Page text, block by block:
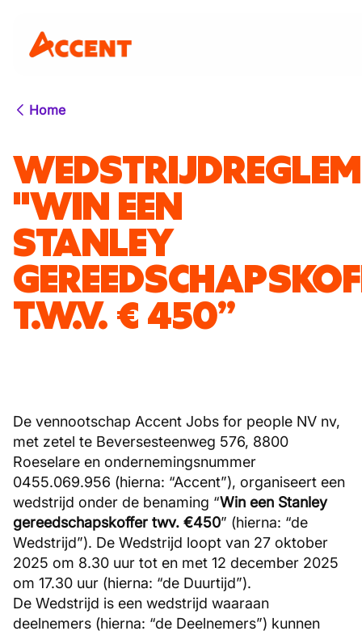
Home
"WIN EEN
STANLEY
T.W.V. € 450”
De vennootschap Accent Jobs for people NV nv,
met zetel te Beversesteenweg 576, 8800
Roeselare en ondernemingsnummer
0455.069.956 (hierna: “Accent”), organiseert een
wedstrijd onder de benaming “Win een Stanley
gereedschapskoffer twv. €450” (hierna: “de
Wedstrijd”). De Wedstrijd loopt van 27 oktober
2025 om 8.30 uur tot en met 12 december 2025
om 17.30 uur (hierna: “de Duurtijd”).
De Wedstrijd is een wedstrijd waaraan
deelnemers (hierna: “de Deelnemers”) kunnen